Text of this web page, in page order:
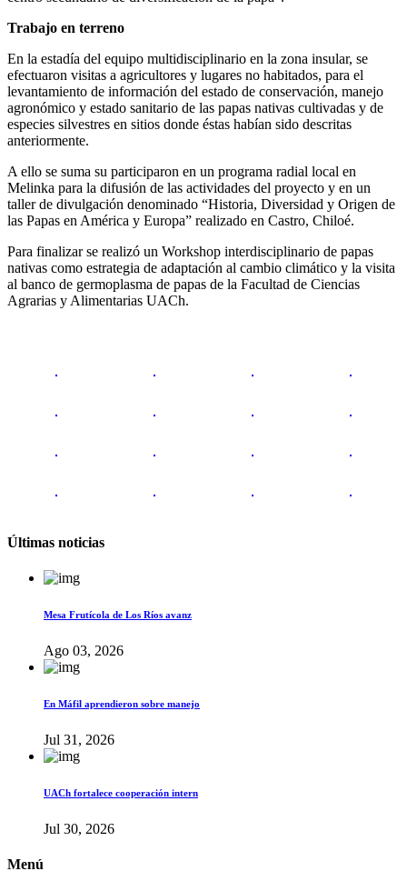
Trabajo en terreno
En la estadía del equipo multidisciplinario en la zona insular, se
efectuaron visitas a agricultores y lugares no habitados, para el
levantamiento de información del estado de conservación, manejo
agronómico y estado sanitario de las papas nativas cultivadas y de
especies silvestres en sitios donde éstas habían sido descritas
anteriormente.
A ello se suma su participaron en un programa radial local en
Melinka para la difusión de las actividades del proyecto y en un
taller de divulgación denominado “Historia, Diversidad y Origen de
las Papas en América y Europa” realizado en Castro, Chiloé.
Para finalizar se realizó un Workshop interdisciplinario de papas
nativas como estrategia de adaptación al cambio climático y la visita
al banco de germoplasma de papas de la Facultad de Ciencias
Agrarias y Alimentarias UACh.
Últimas noticias
Mesa Frutícola de Los Ríos avanz
Ago 03, 2026
En Máfil aprendieron sobre manejo
Jul 31, 2026
UACh fortalece cooperación intern
Jul 30, 2026
Menú